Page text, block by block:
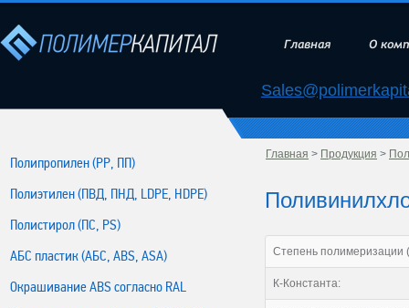
Главная О
Полипропилен (РР, ПП)
Полиэтилен (ПВД, ПНД, LDPE, HDPE)
Полистирол (ПС, PS)
АБС пластик (АБС, ABS, ASA)
Окрашивание ABS согласно RAL
Главная > Продукция >
Степень полимеризации
К-Константа: